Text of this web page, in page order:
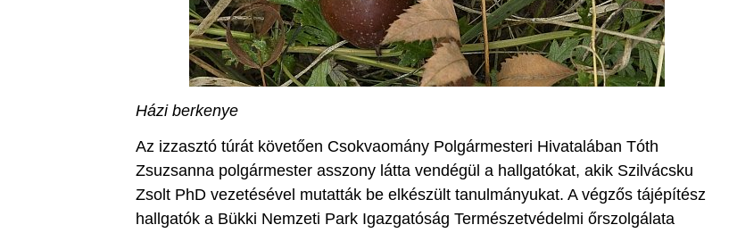
Házi berkenye
Az izzasztó túrát követően Csokvaomány Polgármesteri Hivatalában Tóth
Zsuzsanna polgármester asszony látta vendégül a hallgatókat, akik Szilvácsku
Zsolt PhD vezetésével mutatták be elkészült tanulmányukat. A végzős tájépítész
hallgatók a Bükki Nemzeti Park Igazgatóság Természetvédelmi őrszolgálata